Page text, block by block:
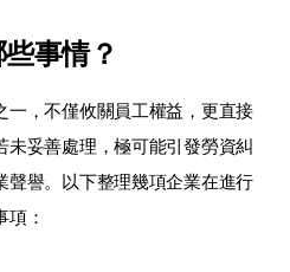
事情？
一，不僅攸關員工權益，更直接
未妥善處理，極可能引發勞資糾
聲譽。以下整理幾項企業在進行
項：